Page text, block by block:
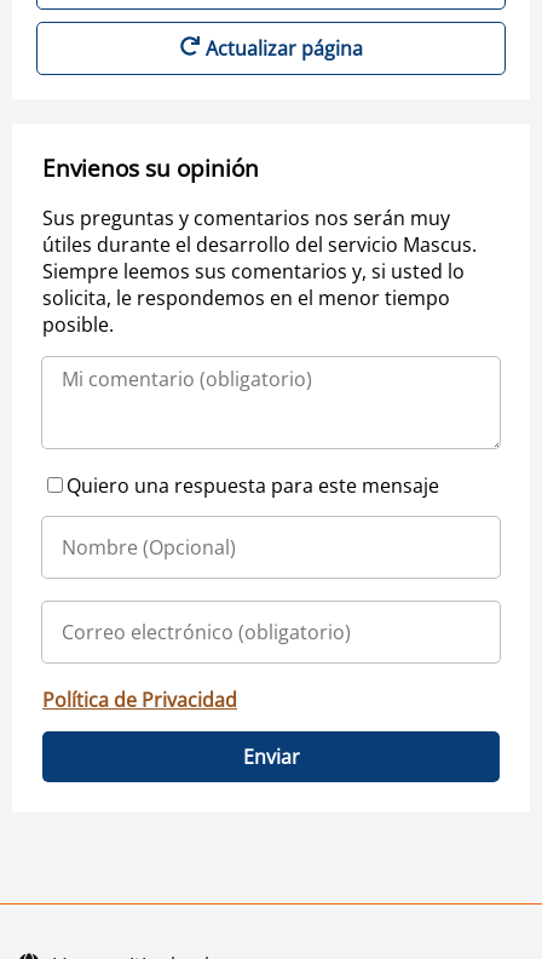
Actualizar página
Envienos su opinión
Sus preguntas y comentarios nos serán muy
útiles durante el desarrollo del servicio Mascus.
Siempre leemos sus comentarios y, si usted lo
solicita, le respondemos en el menor tiempo
posible.
Quiero una respuesta para este mensaje
Política de Privacidad
Enviar